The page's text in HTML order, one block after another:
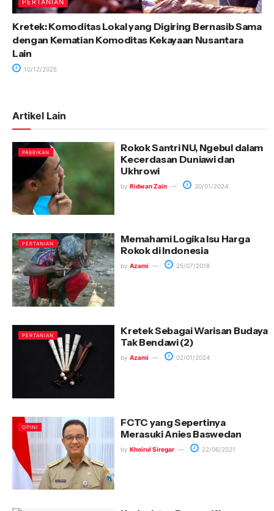
PERTANIAN
Kretek: Komoditas Lokal yang Digiring Bernasib Sama
dengan Kematian Komoditas Kekayaan Nusantara
Lain
10/12/2025
Artikel Lain
PABRIKAN
Rokok Santri NU, Ngebul dalam
Kecerdasan Duniawi dan
Ukhrowi
by Ridwan Zain 30/01/2024
PERTANIAN
Memahami Logika Isu Harga
Rokok di Indonesia
by Azami 25/07/2018
PERTANIAN
Kretek Sebagai Warisan Budaya
Tak Bendawi (2)
by Azami 02/01/2024
OPINI
FCTC yang Sepertinya
Merasuki Anies Baswedan
by Khoirul Siregar 22/06/2021